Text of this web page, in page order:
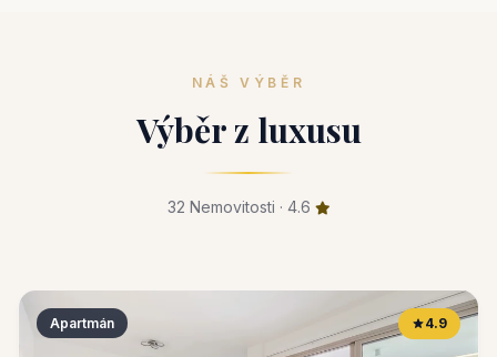
NÁŠ VÝBĚR
Výběr z luxusu
32 Nemovitosti · 4.6
Apartmán 4.9